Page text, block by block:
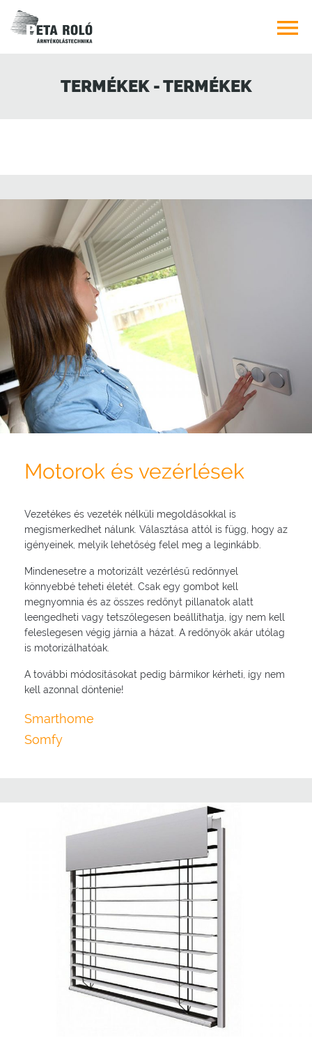

TERMÉKEK - TERMÉKEK
Motorok és vezérlések
Vezetékes és vezeték nélküli megoldásokkal is
megismerkedhet nálunk. Választása attól is függ, hogy az
igényeinek, melyik lehetőség felel meg a leginkább.
Mindenesetre a motorizált vezérlésű redőnnyel
könnyebbé teheti életét. Csak egy gombot kell
megnyomnia és az összes redőnyt pillanatok alatt
leengedheti vagy tetszőlegesen beállíthatja, így nem kell
feleslegesen végig járnia a házat. A redőnyök akár utólag
is motorizálhatóak.
A további módosításokat pedig bármikor kérheti, így nem
kell azonnal döntenie!
Smarthome
Somfy